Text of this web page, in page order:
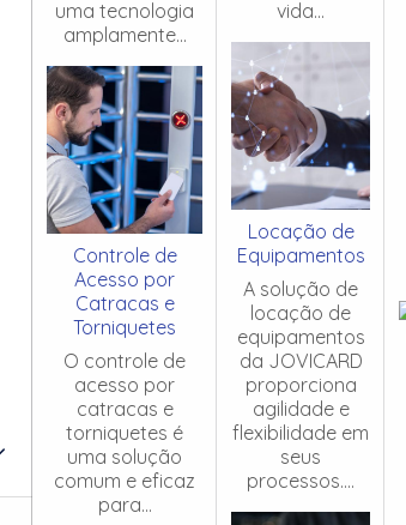
uma tecnologia
amplamente...
Controle de
Acesso por
Catracas e
Torniquetes
O controle de
acesso por
catracas e
torniquetes é
uma solução
comum e eficaz
para...
vida...
Locação de
Equipamentos
A solução de
locação de
equipamentos
da JOVICARD
proporciona
agilidade e
flexibilidade em
seus
processos....